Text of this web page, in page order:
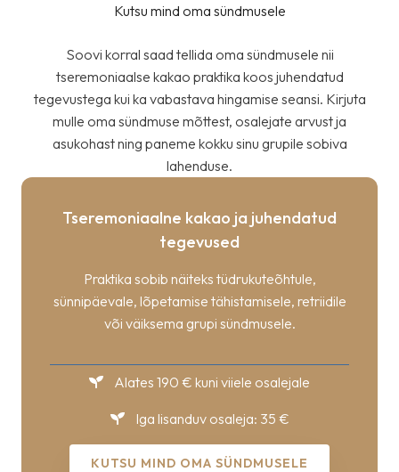
Kutsu mind oma sündmusele
Soovi korral saad tellida oma sündmusele nii
tseremoniaalse kakao praktika koos juhendatud
tegevustega kui ka vabastava hingamise seansi. Kirjuta
mulle oma sündmuse mõttest, osalejate arvust ja
asukohast ning paneme kokku sinu grupile sobiva
lahenduse.
Tseremoniaalne kakao ja juhendatud
tegevused
Praktika sobib näiteks tüdrukuteõhtule,
sünnipäevale, lõpetamise tähistamisele, retriidile
või väiksema grupi sündmusele.
Alates 190 € kuni viiele osalejale
Iga lisanduv osaleja: 35 €
KUTSU MIND OMA SÜNDMUSELE